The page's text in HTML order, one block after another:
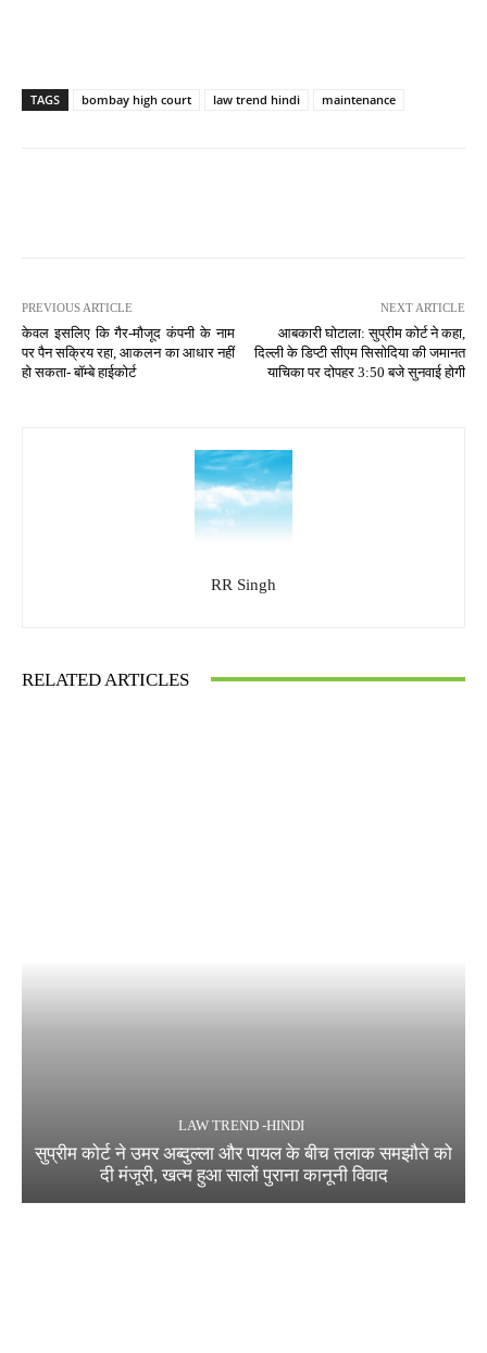
TAGS bombay high court law trend hindi maintenance
PREVIOUS ARTICLE
केवल इसलिए कि गैर-मौजूद कंपनी के नाम
पर पैन सक्रिय रहा, आकलन का आधार नहीं
हो सकता- बॉम्बे हाईकोर्ट
NEXT ARTICLE
आबकारी घोटाला: सुप्रीम कोर्ट ने कहा,
दिल्ली के डिप्टी सीएम सिसोदिया की जमानत
याचिका पर दोपहर 3:50 बजे सुनवाई होगी
RR Singh
RELATED ARTICLES
LAW TREND -HINDI
सुप्रीम कोर्ट ने उमर अब्दुल्ला और पायल के बीच तलाक समझौते को
दी मंजूरी, खत्म हुआ सालों पुराना कानूनी विवाद